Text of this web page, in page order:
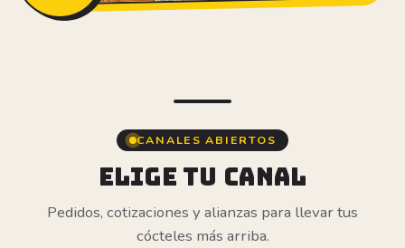
CANALES ABIERTOS
ELIGE TU CANAL
Pedidos, cotizaciones y alianzas para llevar tus
cócteles más arriba.